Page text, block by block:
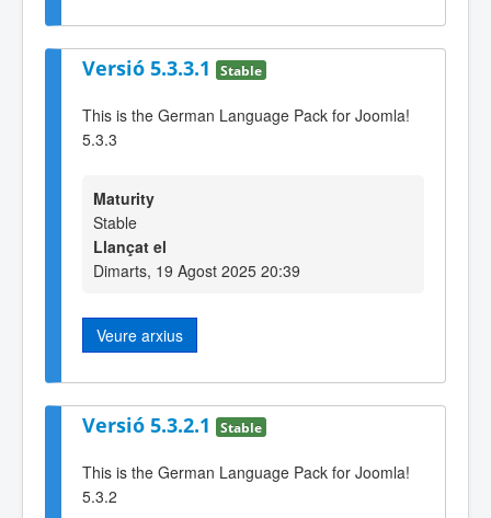
Versió 5.3.3.1 Stable
This is the German Language Pack for Joomla!
5.3.3
Maturity
Stable
Llançat el
Dimarts, 19 Agost 2025 20:39
Veure arxius
Versió 5.3.2.1 Stable
This is the German Language Pack for Joomla!
5.3.2